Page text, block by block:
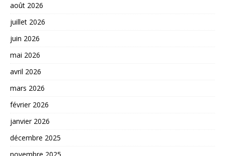
août 2026
juillet 2026
juin 2026
mai 2026
avril 2026
mars 2026
février 2026
janvier 2026
décembre 2025